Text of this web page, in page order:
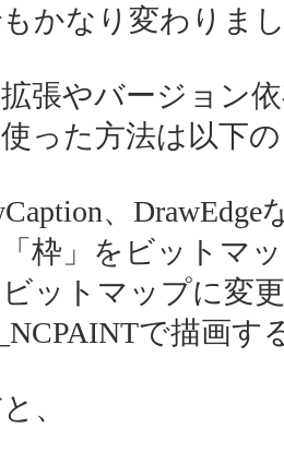
かなり変わりま
張やバージョン
った方法は以下
、
枠」をビットマ
ビットマップに変
で描画す
、